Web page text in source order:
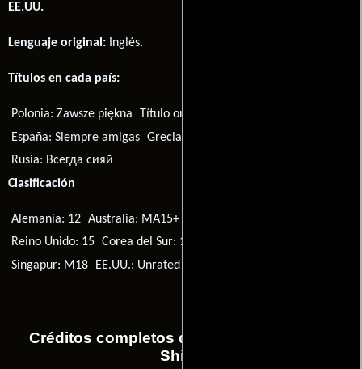
EE.UU.
Lenguaje original: Inglés.
Títulos en cada país:
Polonia:Zawsze piękna Título original:
España:Siempre amigas Grecia:
Rusia: Всегда сияй
Clasificación
Alemania: 12 Australia: MA15+
Reino Unido: 15 Corea del Sur: 18
Singapur: M18
EE.UU.: Unrated
Créditos completos de la película Always
Shine